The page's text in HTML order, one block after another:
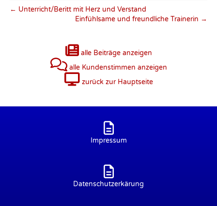
← Unterricht/Beritt mit Herz und Verstand
Einfühlsame und freundliche Trainerin →
alle Beiträge anzeigen
alle Kundenstimmen anzeigen
zurück zur Hauptseite
Impressum
Datenschutzerkärung